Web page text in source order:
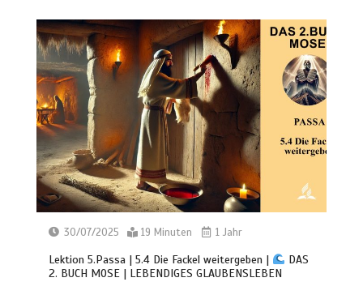
30/07/2025 19 Minuten 1 Jahr
Lektion 5.Passa | 5.4 Die Fackel weitergeben |
DAS
2. BUCH MOSE | LEBENDIGES GLAUBENSLEBEN